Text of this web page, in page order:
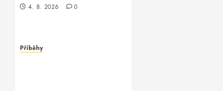
4. 8. 2026 0
Příběhy